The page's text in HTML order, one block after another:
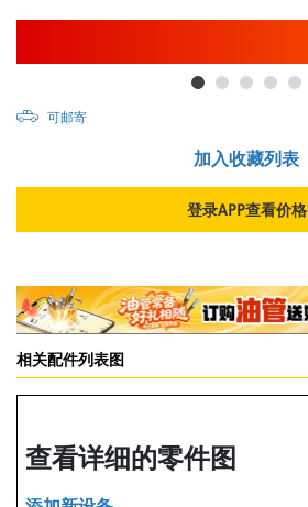
可邮寄
加入收藏列表
登录APP查看价格
相关配件列表图
查看详细的零件图